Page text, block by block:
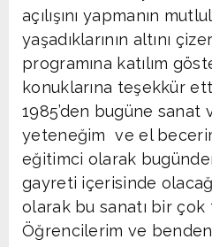
açılışını yapmanın
yaşadıklarının altını
programına katılım
konuklarına teşekkür
1985’den bugüne sanat
yeteneğim ve el
eğitimci olarak
gayreti içerisinde
olarak bu sanatı bir çok
Öğrencilerim ve